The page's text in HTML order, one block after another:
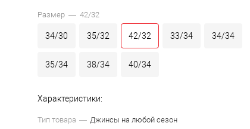
Размер —42/32
34/30 35/32 42/32 33/34 34/34
35/34 38/34 40/34
Характеристики:
Тип товара
Джинсы на любой сезон